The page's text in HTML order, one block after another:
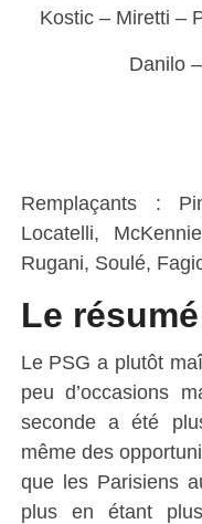
Kostic – Miretti –
Danilo
Remplaçants :
Locatelli,
Rugani, Soulé,
Le
Le PSG a plutôt
peu d’occasions
seconde a été
même des
que les Parisiens
plus en étant